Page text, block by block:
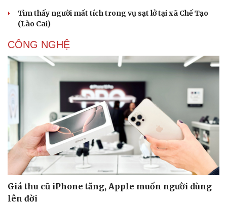
Tìm thấy người mất tích trong vụ sạt lở tại xã Chế Tạo
(Lào Cai)
CÔNG NGHỆ
Giá thu cũ iPhone tăng, Apple muốn người dùng
lên đời